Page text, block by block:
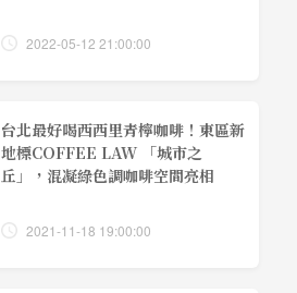
2022-05-12 21:00:00
台北最好喝西西里青檸咖啡！東區新
地標COFFEE LAW 「城市之
丘」，混凝綠色調咖啡空間亮相
2021-11-18 19:00:00